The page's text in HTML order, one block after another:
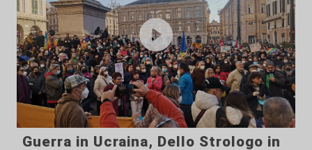
Guerra in Ucraina, Dello Strologo in